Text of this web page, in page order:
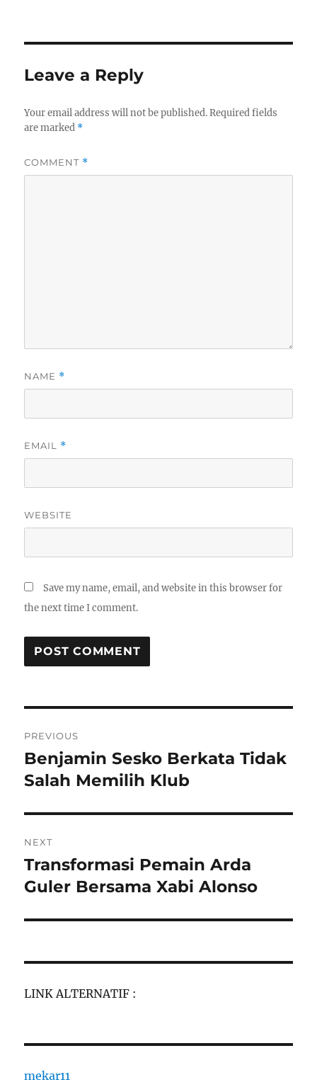
Leave a Reply
Your email address will not be published. Required fields
are marked *
COMMENT *
NAME *
EMAIL *
WEBSITE
Save my name, email, and website in this browser for
the next time I comment.
navigation
PREVIOUS
Previous
post:
Benjamin Sesko Berkata Tidak
Salah Memilih Klub
NEXT
Next
post:
Transformasi Pemain Arda
Guler Bersama Xabi Alonso
LINK ALTERNATIF :
mekar11